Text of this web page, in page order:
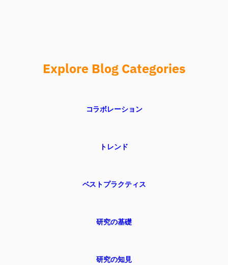
Explore Blog Categories
コラボレーション
トレンド
ベストプラクティス
研究の基礎
研究の知見